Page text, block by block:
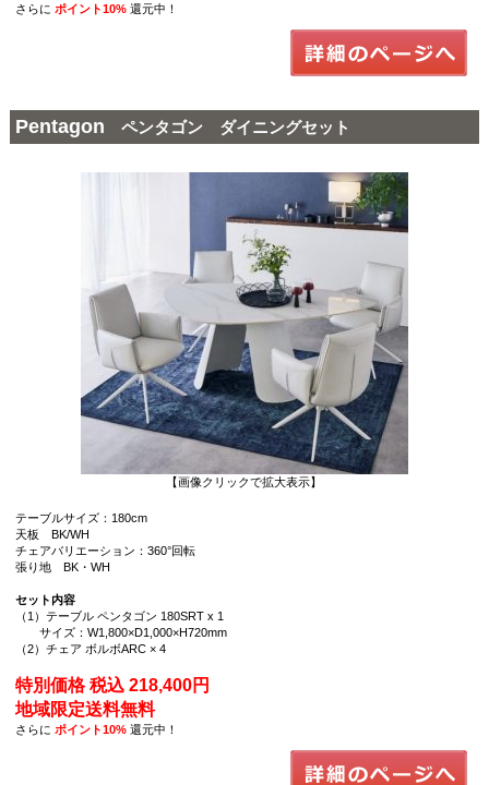
さらに ポイント10%還元中！
Pentagon ペンタゴン ダイニングセット
【画像クリックで拡大表示】
テーブルサイズ：180cm
天板 BK/WH
チェアバリエーション：360°回転
張り地 BK・WH
セット内容
（1）テーブル ペンタゴン 180SRT x 1
サイズ：W1,800×D1,000×H720mm
（2）チェア ボルボARC × 4
特別価格 税込 218,400円
地域限定送料無料
さらに ポイント10%還元中！